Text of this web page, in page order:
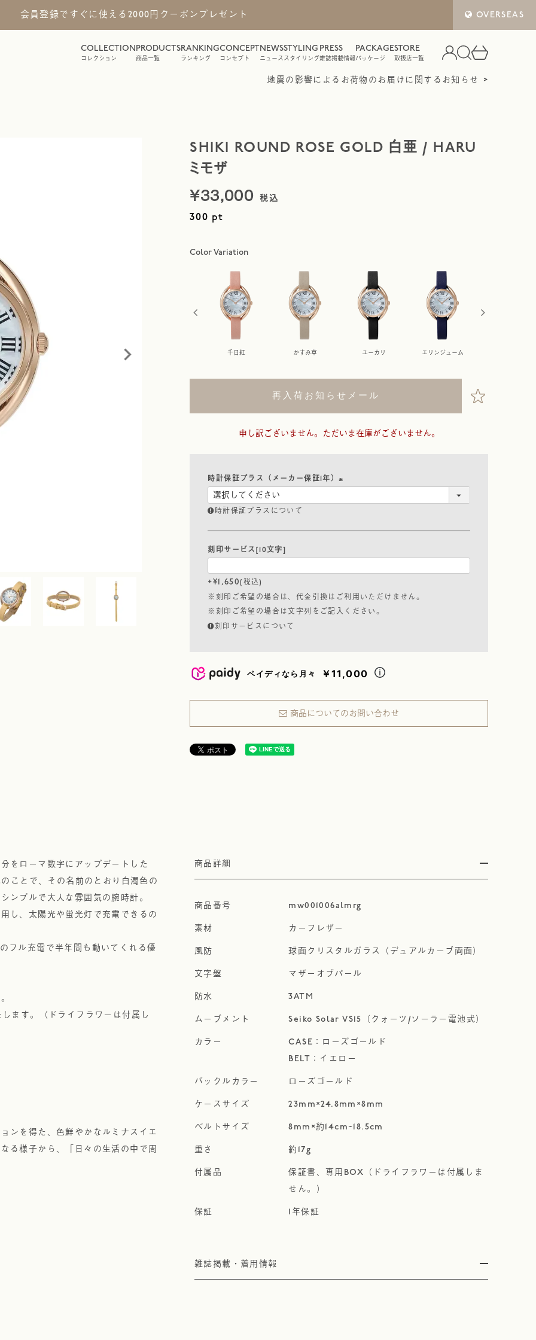
会員登録ですぐに使える2000円クーポンプレゼント OVERSEAS
COLLECTION
コレクション
PRODUCTS
商品一覧
RANKING
ランキング
CONCEPT
コンセプト
NEWS
ニュース
STYLING
スタイリング
PRESS
雑誌掲載情報
PACKAGE
パッケージ
STORE
取扱店一覧
地震の影響によるお荷物のお届けに関するお知らせ
SHIKI ROUND ROSE GOLD 白亜 / HARU
ミモザ
¥33,000
300 pt
チューリップ 千日紅 かすみ草 ユーカリ エリンジューム
再入荷お知らせメール
申し訳ございません。ただいま在庫がございません。
時計保証プラス（メーカー保証1年）
時計保証プラスについて
刻印サービス[10文字]
+¥1,650 税込
※刻印ご希望の場合は、代金引換はご利用いただけません。
※刻印ご希望の場合は文字列をご記入ください。
刻印サービスについて
ペイディなら月々 ￥11,000
商品についてのお問い合わせ
をローマ数字にアップデートした
ことで、その名前のとおり白濁色の
ンプルで大人な雰囲気の腕時計。
し、太陽光や蛍光灯で充電できるの
フル充電で半年間も動いてくれる優
ます。（ドライフラワーは付属し
ンを得た、色鮮やかなルミナスイエ
る様子から、「日々の生活の中で周
商品詳細
mw001006almrg
カーフレザー
球面クリスタルガラス（デュアルカーブ両面）
マザーオブパール
3ATM
Seiko Solar VS15（クォーツ/ソーラー電池式）
CASE：ローズゴールド
BELT：イエロー
ローズゴールド
23mm×24.8mm×8mm
8mm×約14cm~18.5cm
約17g
保証書、専用BOX（ドライフラワーは付属しま
せん。）
1年保証
雑誌掲載・着用情報